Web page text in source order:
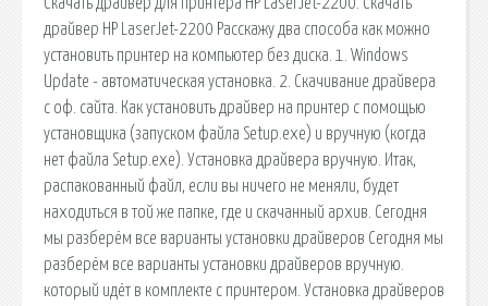
драйвер HP LaserJet-2200 Расскажу два способа как можно
установить принтер на компьютер без диска. 1. Windows
Update - автоматическая установка. 2. Скачивание драйвера
с оф. сайта. Как установить драйвер на принтер с помощью
установщика (запуском файла Setup.exe) и вручную (когда
нет файла Setup.exe). Установка драйвера вручную. Итак,
распакованный файл, если вы ничего не меняли, будет
находиться в той же папке, где и скачанный архив. Сегодня
мы разберём все варианты установки драйверов Сегодня мы
разберём все варианты установки драйверов вручную.
который идёт в комплекте с принтером. Установка драйверов